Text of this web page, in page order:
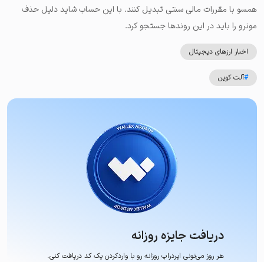
همسو با مقررات مالی سنتی تبدیل کنند. با این حساب شاید دلیل حذف
مونرو را باید در این روندها جستجو کرد.
اخبار ارزهای دیجیتال
#آلت کوین
دریافت جایزه روزانه
هر روز می‌تونی ایردراپ روزانه رو با وارد‌کردن یک کد دریافت کنی.